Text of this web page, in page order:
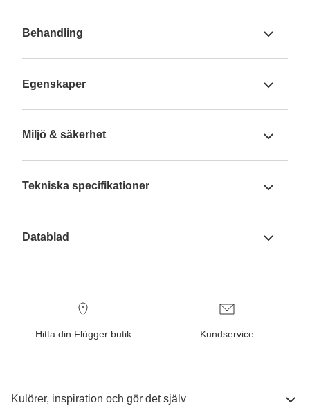
Behandling
Egenskaper
Miljö & säkerhet
Tekniska specifikationer
Datablad
Hitta din Flügger butik Kundservice
Kulörer, inspiration och gör det själv